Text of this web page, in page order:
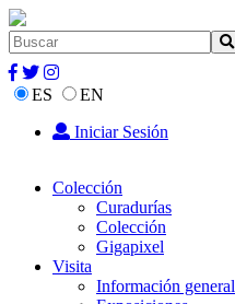
ES
EN
Iniciar Sesión
Colección
Curadurías
Colección
Gigapixel
Visita
Información general